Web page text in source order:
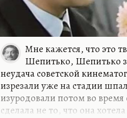
Мне кажется, что это
Шепитько, Шепитько
неудача советской
изрезали уже на стадии
изуродовали потом во
сделала не то, что она